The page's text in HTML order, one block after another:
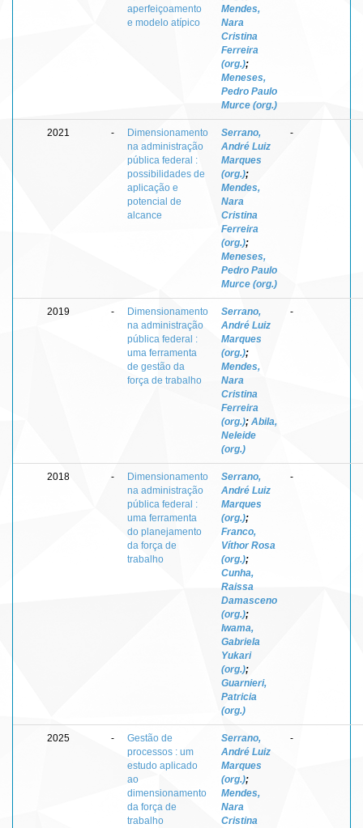
aperfeiçoamento
e modelo atípico
Mendes,
Nara
Cristina
Ferreira
(org.);
Meneses,
Pedro Paulo
Murce (org.)
2021 -
Dimensionamento
na administração
pública federal :
possibilidades de
aplicação e
potencial de
alcance
Serrano,
André Luiz
Marques
(org.);
Mendes,
Nara
Cristina
Ferreira
(org.);
Meneses,
Pedro Paulo
Murce (org.)
-
2019 -
Dimensionamento
na administração
pública federal :
uma ferramenta
de gestão da
força de trabalho
Serrano,
André Luiz
Marques
(org.);
Mendes,
Nara
Cristina
Ferreira
(org.); Abila,
Neleide
(org.)
-
2018 -
Dimensionamento
na administração
pública federal :
uma ferramenta
do planejamento
da força de
trabalho
Serrano,
André Luiz
Marques
(org.);
Franco,
Víthor Rosa
(org.);
Cunha,
Raissa
Damasceno
(org.);
Iwama,
Gabriela
Yukari
(org.);
Guarnieri,
Patricia
(org.)
-
2025 -
Gestão de
processos : um
estudo aplicado
ao
dimensionamento
da força de
trabalho
Serrano,
André Luiz
Marques
(org.);
Mendes,
Nara
Cristina
-